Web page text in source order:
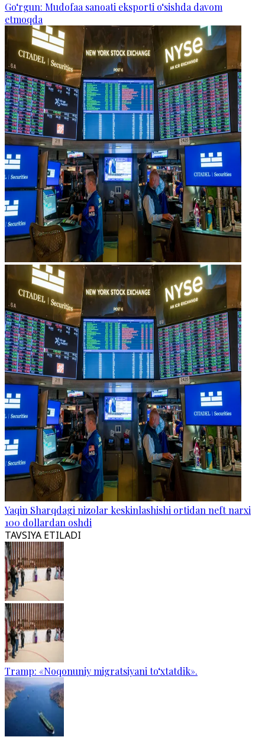
Go‘rgun: Mudofaa sanoati eksporti o‘sishda davom
etmoqda
Yaqin Sharqdagi nizolar keskinlashishi ortidan neft narxi
100 dollardan oshdi
TAVSIYA ETILADI
Tramp: «Noqonuniy migratsiyani to‘xtatdik».